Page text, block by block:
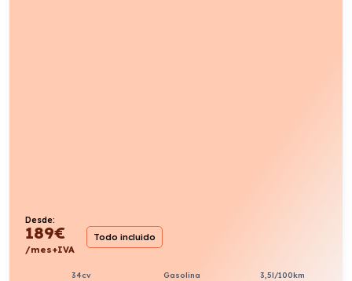
Desde:
189€
/mes+IVA
Todo incluido
34cv Gasolina 3,5l/100km